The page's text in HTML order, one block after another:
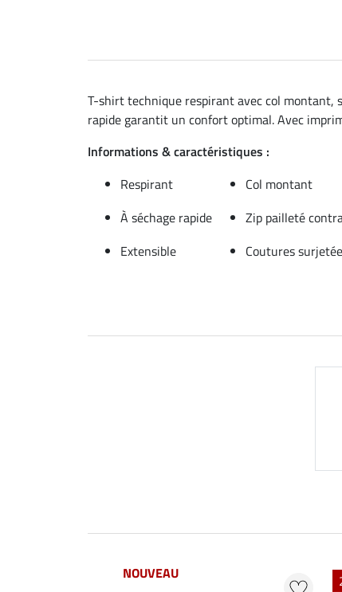
T-shirt technique respirant avec col montant,
rapide garantit un confort optimal. Avec
Informations & caractéristiques :
Respirant
Col montant
À séchage rapide
Zip pailleté
Extensible
Coutures
NOUVEAU